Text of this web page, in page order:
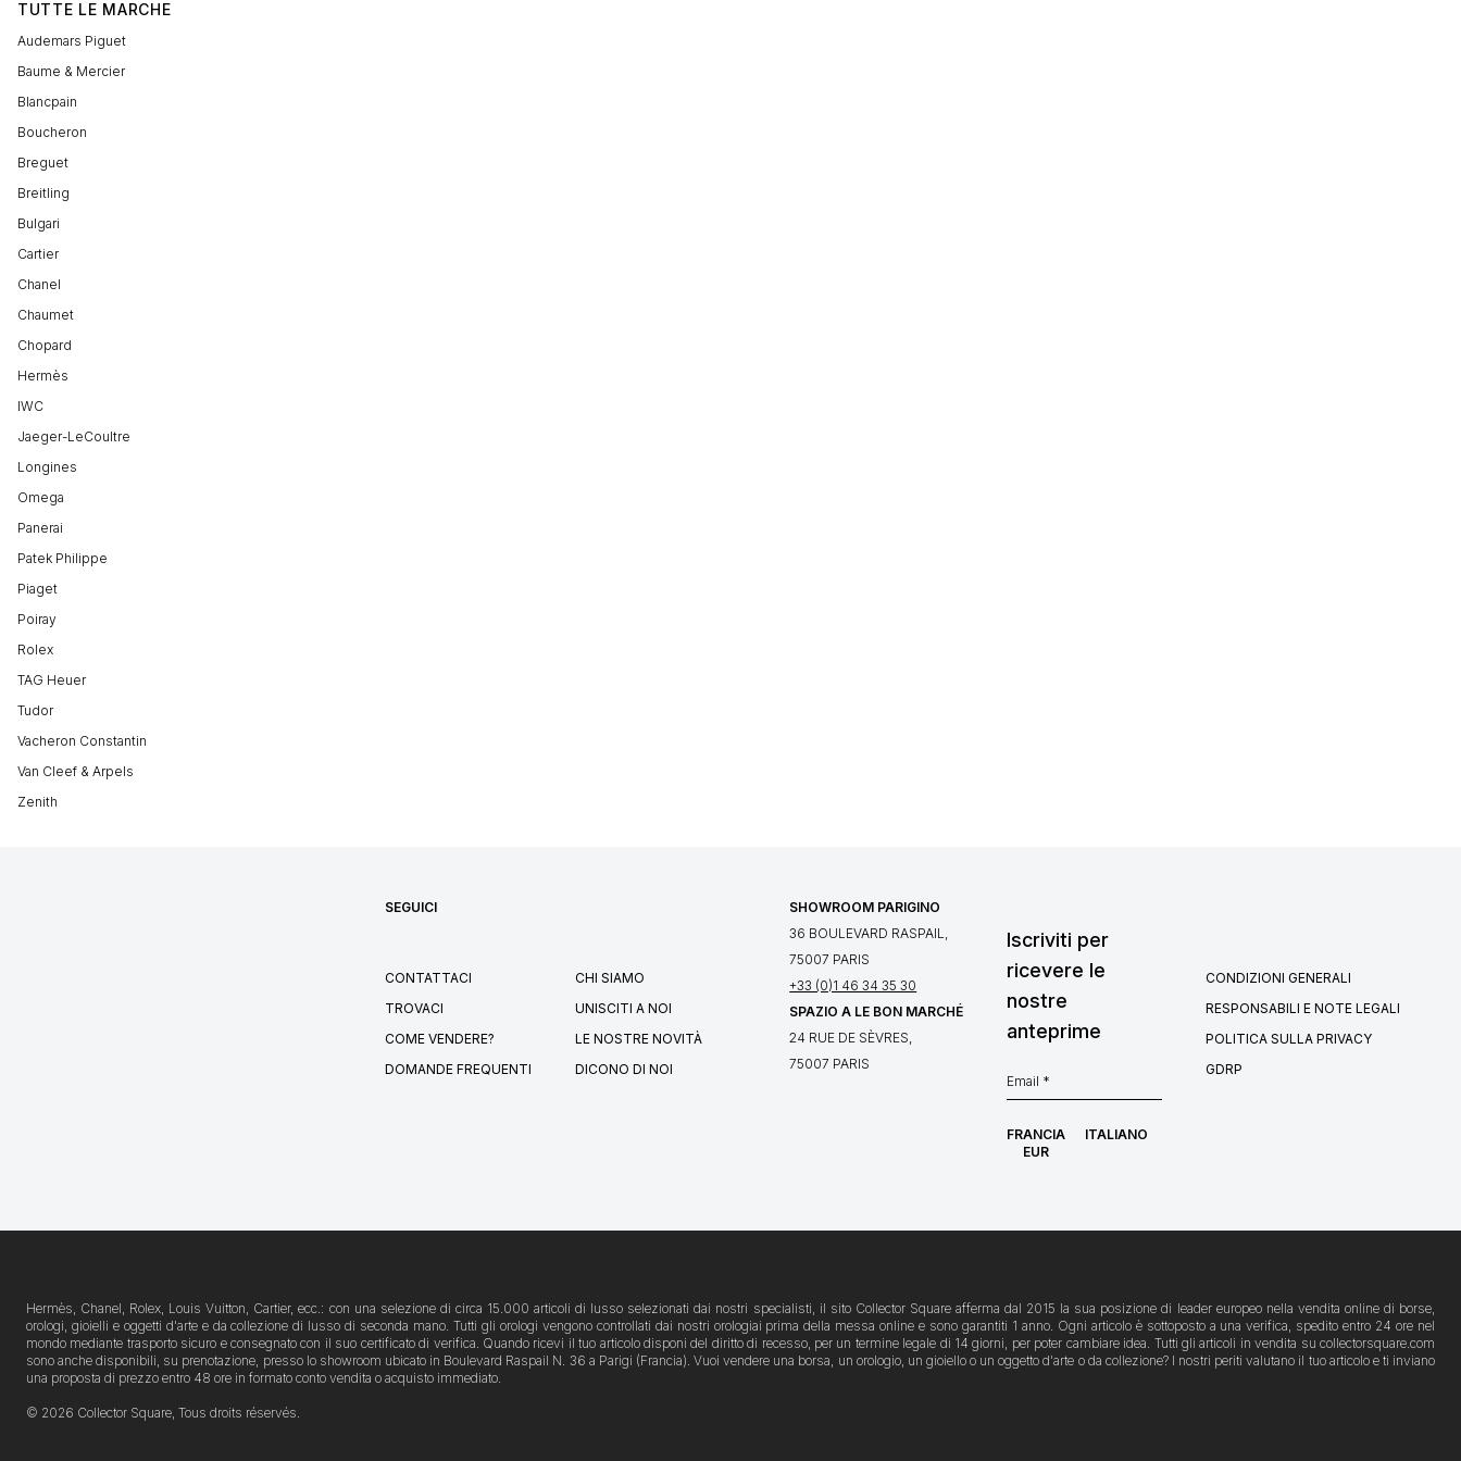
TUTTE LE MARCHE
Audemars Piguet
Baume & Mercier
Blancpain
Boucheron
Breguet
Breitling
Bulgari
Cartier
Chanel
Chaumet
Chopard
Hermès
IWC
Jaeger-LeCoultre
Longines
Omega
Panerai
Patek Philippe
Piaget
Poiray
Rolex
TAG Heuer
Tudor
Vacheron Constantin
Van Cleef & Arpels
Zenith
Iscriviti per
ricevere le
nostre
anteprime
SEGUICI
CONTATTACI
TROVACI
COME VENDERE?
DOMANDE FREQUENTI
CHI SIAMO
UNISCITI A NOI
LE NOSTRE NOVITÀ
DICONO DI NOI
CONDIZIONI GENERALI
RESPONSABILI E NOTE LEGALI
POLITICA SULLA PRIVACY
GDRP
SHOWROOM PARIGINO
36 BOULEVARD RASPAIL,
75007 PARIS
+33 (0)1 46 34 35 30
SPAZIO A LE BON MARCHÉ
24 RUE DE SÈVRES,
75007 PARIS
FRANCIA
ITALIANO
EUR
Hermès, Chanel, Rolex, Louis Vuitton, Cartier, ecc.: con una selezione di circa 15.000 articoli di lusso selezionati dai nostri specialisti, il sito Collector Square afferma dal 2015 la sua posizione di leader europeo nella vendita online di borse,
orologi, gioielli e oggetti d'arte e da collezione di lusso di seconda mano. Tutti gli orologi vengono controllati dai nostri orologiai prima della messa online e sono garantiti 1 anno. Ogni articolo è sottoposto a una verifica, spedito entro 24 ore nel
mondo mediante trasporto sicuro e consegnato con il suo certificato di verifica. Quando ricevi il tuo articolo disponi del diritto di recesso, per un termine legale di 14 giorni, per poter cambiare idea. Tutti gli articoli in vendita su collectorsquare.com
sono anche disponibili, su prenotazione, presso lo showroom ubicato in Boulevard Raspail N. 36 a Parigi (Francia). Vuoi vendere una borsa, un orologio, un gioiello o un oggetto d'arte o da collezione? I nostri periti valutano il tuo articolo e ti inviano
una proposta di prezzo entro 48 ore in formato conto vendita o acquisto immediato.
© 2026 Collector Square, Tous droits réservés.